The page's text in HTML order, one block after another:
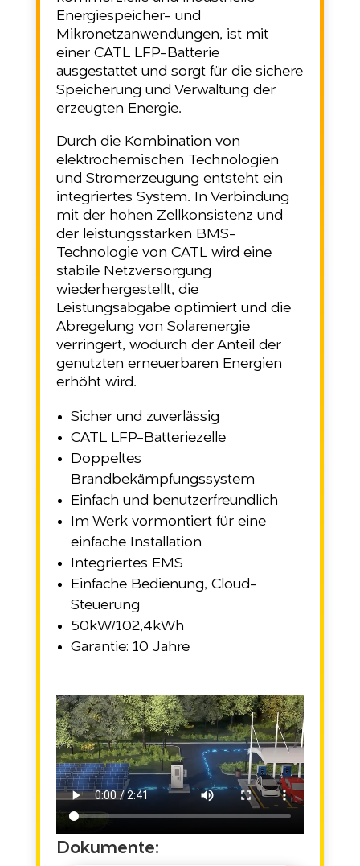
Energiespeicher- und
Mikronetzanwendungen, ist mit
einer CATL LFP-Batterie
ausgestattet und sorgt für die sichere
Speicherung und Verwaltung der
erzeugten Energie.
Durch die Kombination von
elektrochemischen Technologien
und Stromerzeugung entsteht ein
integriertes System. In Verbindung
mit der hohen Zellkonsistenz und
der leistungsstarken BMS-
Technologie von CATL wird eine
stabile Netzversorgung
wiederhergestellt, die
Leistungsabgabe optimiert und die
Abregelung von Solarenergie
verringert, wodurch der Anteil der
genutzten erneuerbaren Energien
erhöht wird.
Sicher und zuverlässig
CATL LFP-Batteriezelle
Doppeltes
Brandbekämpfungssystem
Einfach und benutzerfreundlich
Im Werk vormontiert für eine
einfache Installation
Integriertes EMS
Einfache Bedienung, Cloud-
Steuerung
50kW/102,4kWh
Garantie: 10 Jahre
Dokumente: